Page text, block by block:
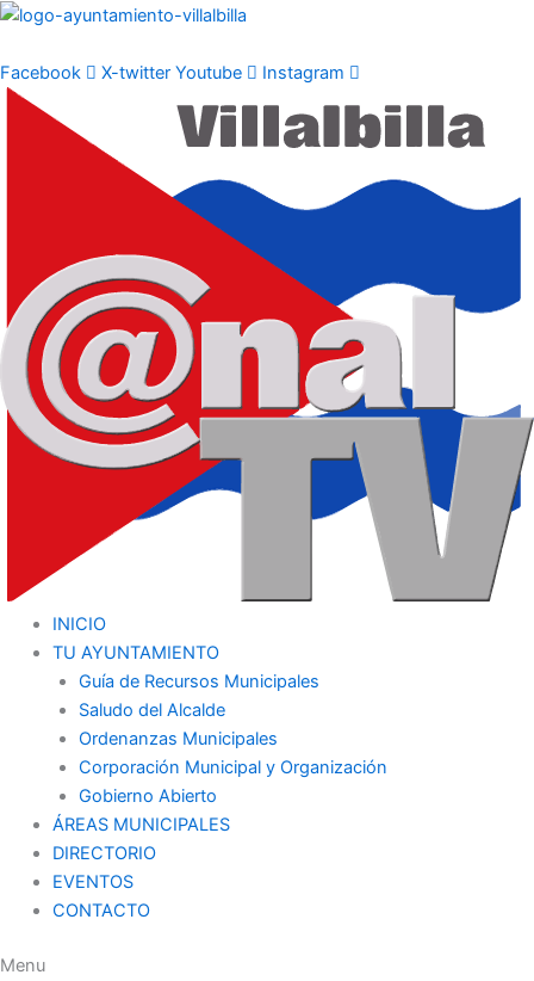
Ir
contenido
Facebook X-twitter Youtube Instagram
INICIO
TU AYUNTAMIENTO
Guía de Recursos Municipales
Saludo del Alcalde
Ordenanzas Municipales
Corporación Municipal y Organización
Gobierno Abierto
ÁREAS MUNICIPALES
DIRECTORIO
EVENTOS
CONTACTO
Menu